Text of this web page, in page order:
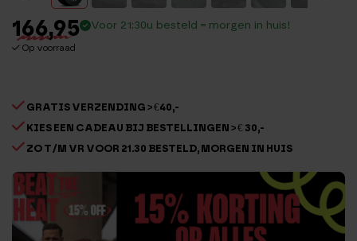
166,95
Op voorraad
Voor 21:30u besteld = morgen in huis!
GRATIS VERZENDING > €40,-
KIES EEN CADEAU BIJ BESTELLINGEN > € 30,-
ZO T/M VR VOOR 21.30 BESTELD, MORGEN IN HUIS